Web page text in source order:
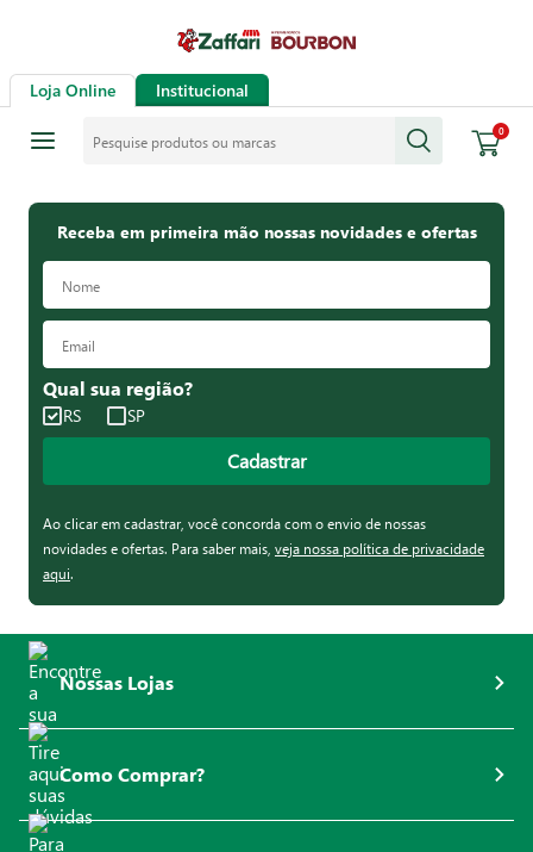
Loja Online Institucional
0
Receba em primeira mão nossas novidades e ofertas
Qual sua região?
RS SP
Cadastrar
Ao clicar em cadastrar, você concorda com o envio de nossas
novidades e ofertas. Para saber mais, veja nossa política de privacidade
aqui.
Nossas Lojas
Como Comprar?